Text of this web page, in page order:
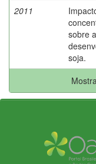
2011
sobre
soja.